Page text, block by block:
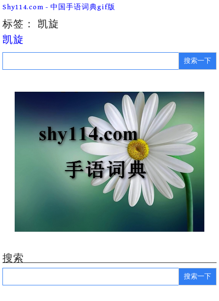
Skip
content
Shy114.com - 中国手语词典gif版
标签： 凯旋
凯旋
Search
搜索
Search